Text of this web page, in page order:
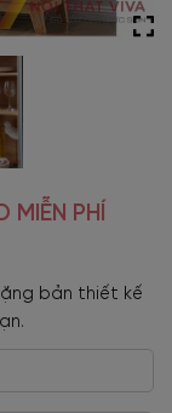
PHÍ
bản thiết kế